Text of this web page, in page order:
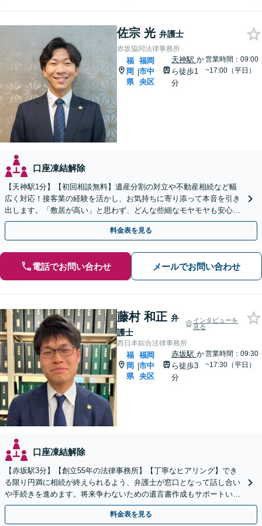
佐宗 光 弁護士
赤坂協同法律事務所
福
岡
県
|
福岡
市中
央区
天神駅 か
ら徒歩1
分
営業時間：09:00
~17:00（平日）
口座凍結解除
【天神駅1分】【初回相談無料】遺産分割の対立や不動産相続など幅
広く対応！接客業の経験を活かし、お気持ちに寄り添って本音を引き
出します。「敷居が高い」と思わず、どんな些細なモヤモヤも安心し
てお聞かせください【夜間・休日相談可】
料金表を見る
電話でお問い合わせ メールでお問い合わせ
藤村 和正 弁
護士
インタビューを
見る
西日本綜合法律事務所
福
岡
県
|
福岡
市中
央区
赤坂駅 か
ら徒歩3
分
営業時間：09:30
~17:30（平日）
口座凍結解除
【赤坂駅3分】【創立55年の法律事務所】【丁寧なヒアリング】でき
る限り円満に相続が終えられるよう、弁護士が窓口となって話し合い
や手続きを進めます。将来争わないための遺言書作成もサポートいた
します。お困りの際は、お気軽にご相談ください。
料金表を見る